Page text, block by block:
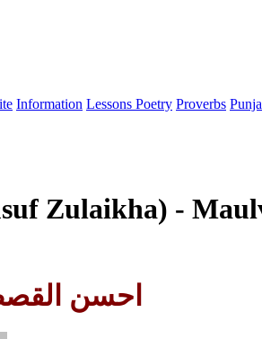
Information Lessons Poetry Proverbs
Zulaikha) -
احسن